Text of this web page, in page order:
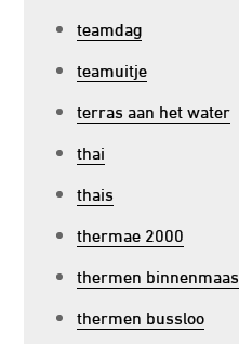
teamdag
teamuitje
terras aan het water
thai
thais
thermae 2000
thermen binnenmaas
thermen bussloo